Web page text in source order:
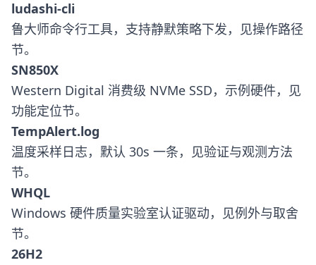
ludashi-cli
鲁大师命令行工具，支持静默策略下发，见操作路径
节。
SN850X
Western Digital 消费级 NVMe SSD，示例硬件，见
功能定位节。
TempAlert.log
温度采样日志，默认 30s 一条，见验证与观测方法
节。
WHQL
Windows 硬件质量实验室认证驱动，见例外与取舍
节。
26H2